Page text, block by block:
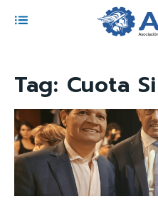
Tag: Cuota